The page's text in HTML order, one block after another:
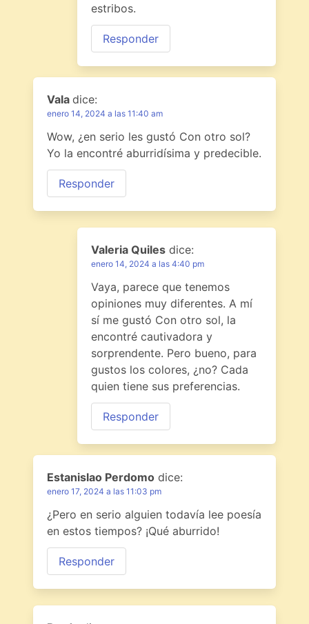
estribos.
Responder
Vala dice:
enero 14, 2024 a las 11:40 am
Wow, ¿en serio les gustó Con otro sol?
Yo la encontré aburridísima y predecible.
Responder
Valeria Quiles dice:
enero 14, 2024 a las 4:40 pm
Vaya, parece que tenemos
opiniones muy diferentes. A mí
sí me gustó Con otro sol, la
encontré cautivadora y
sorprendente. Pero bueno, para
gustos los colores, ¿no? Cada
quien tiene sus preferencias.
Responder
Estanislao Perdomo dice:
enero 17, 2024 a las 11:03 pm
¿Pero en serio alguien todavía lee poesía
en estos tiempos? ¡Qué aburrido!
Responder